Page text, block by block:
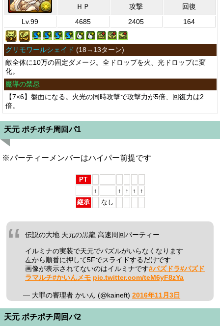
ＨＰ
攻撃
回復
Lv.99
4685 2405 164
グリモワールシェイド (18→13ターン)
敵全体に10万の固定ダメージ。全ドロップを火、光ドロップに変
化。
魔導の禁忌
【7×6】盤面になる。火光の同時攻撃で攻撃力が5倍、回復力は2
倍。
天元 ポチポチ周回パ1
※パーティーメンバーはハイパー前提です
PT
↑
↑ ↑ ↑
↑
継承
なし
伝説の大地 天元の黒龍 高速周回パーティー
イルミナの実装で天元でパズルがいらなくなります
左から順番に押して5Fでスライドするだけです
画像が表示されてないのはイルミナです#パズドラ#パズド
ラマルチ#かいんメモ pic.twitter.com/teM6yF8zYa
— 大罪の審理者 かいん (@kaineft)2016年11月3日
天元 ポチポチ周回パ2